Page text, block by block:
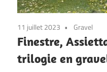
11 juillet 2023 Gravel
Finestre,
trilogie en